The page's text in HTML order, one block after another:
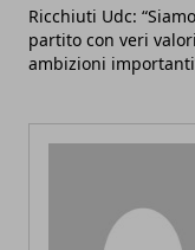
Ricchiuti Udc:
partito con veri
ambizioni